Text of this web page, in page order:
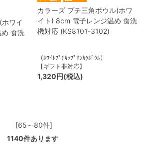
ワイ
食洗
カラーズ プチ三角ボウル(ホワ
イト) 8cm 電子レンジ温め 食洗
機対応 (KS8101-3102)
（ﾎﾜｲﾄﾌﾟﾁｶｯﾌﾟｻﾝｶｸﾎﾞｳﾙ）
【ギフト非対応】
1,320円(税込)
[65～80件]
1140件あります